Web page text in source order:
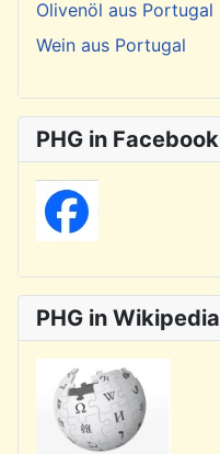
Olivenöl aus Portugal
Wein aus Portugal
PHG in Facebook
PHG in Wikipedia